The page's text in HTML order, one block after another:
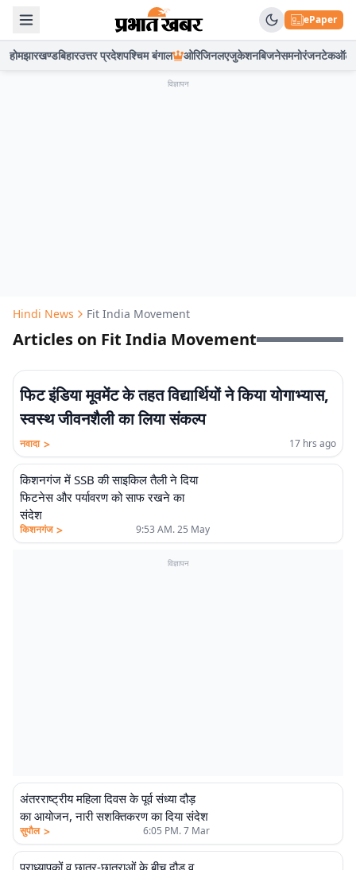
ePaper
होमझारखण्डबिहारउत्तर प्रदेशपश्चिम बंगाल ओरिजिनलएजुकेशनबिजनेसमनोरंजनटेकऑटो
विज्ञापन
Hindi News Fit India Movement
Articles on Fit India Movement
फिट इंडिया मूवमेंट के तहत विद्यार्थियों ने किया योगाभ्यास,
स्वस्थ जीवनशैली का लिया संकल्प
नवादा > 17 hrs ago
किशनगंज में SSB की साइकिल तैली ने दिया
फिटनेस और पर्यावरण को साफ रखने का
संदेश
किशनगंज > 9:53 AM. 25 May
विज्ञापन
अंतरराष्ट्रीय महिला दिवस के पूर्व संध्या दौड़
का आयोजन, नारी सशक्तिकरण का दिया संदेश
सुपौल > 6:05 PM. 7 Mar
प्राध्यापकों व छात्र-छात्राओं के बीच दौड़ व